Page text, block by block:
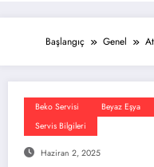
Başlangıç Genel
Beko Servisi Beyaz Eşya
Servis Bilgileri
Haziran 2, 2025